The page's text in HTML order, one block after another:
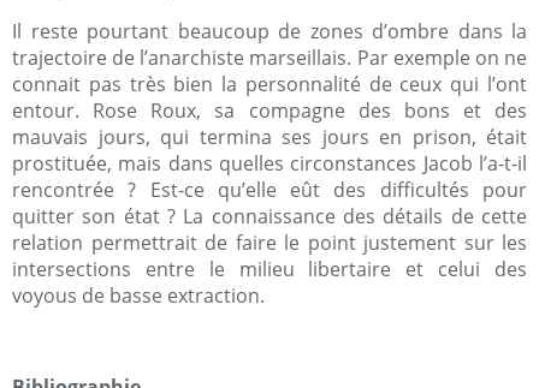
Il reste pourtant beaucoup de zones d’ombre dans la
trajectoire de l’anarchiste marseillais. Par exemple on ne
connait pas très bien la personnalité de ceux qui l’ont
entour. Rose Roux, sa compagne des bons et des
mauvais jours, qui termina ses jours en prison, était
prostituée, mais dans quelles circonstances Jacob l’a-t-il
rencontrée ? Est-ce qu’elle eût des difficultés pour
quitter son état ? La connaissance des détails de cette
relation permettrait de faire le point justement sur les
intersections entre le milieu libertaire et celui des
voyous de basse extraction.